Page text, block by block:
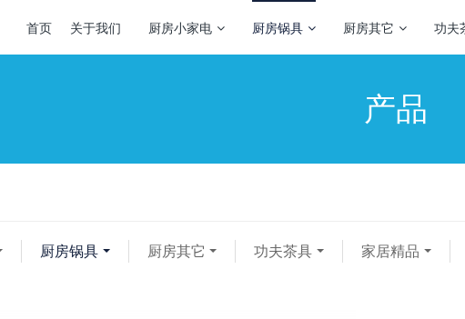
首页 关于我们 厨房小家电 厨房锅具 厨房其它 功夫
产品
厨房锅具 厨房其它 功夫茶具 家居精品